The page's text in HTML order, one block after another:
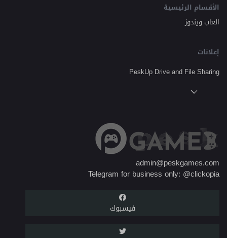
الأقسام الرئيسية
العاب ويندوز
إعلانات
PeskUp Drive and File Sharing
admin@peskgames.com
Telegram for business only: @clickopia
فيسبوك